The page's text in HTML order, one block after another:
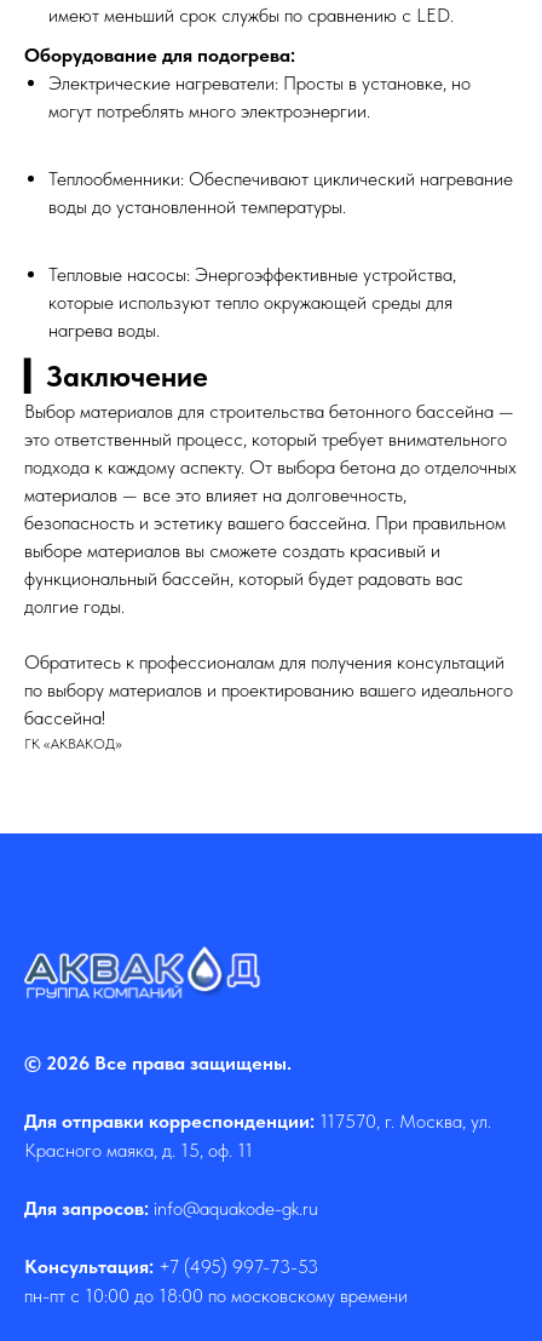
имеют меньший срок службы по сравнению с LED.
Оборудование для подогрева:
Электрические нагреватели: Просты в установке, но
могут потреблять много электроэнергии.
Теплообменники: Обеспечивают циклический нагревание
воды до установленной температуры.
Тепловые насосы: Энергоэффективные устройства,
которые используют тепло окружающей среды для
нагрева воды.
▎Заключение
Выбор материалов для строительства бетонного бассейна —
это ответственный процесс, который требует внимательного
подхода к каждому аспекту. От выбора бетона до отделочных
материалов — все это влияет на долговечность,
безопасность и эстетику вашего бассейна. При правильном
выборе материалов вы сможете создать красивый и
функциональный бассейн, который будет радовать вас
долгие годы.
Обратитесь к профессионалам для получения консультаций
по выбору материалов и проектированию вашего идеального
бассейна!
ГК «АКВАКОД»
© 2026 Все права защищены.
Для отправки корреспонденции: 117570, г. Москва, ул.
Красного маяка, д. 15, оф. 11
Для запросов: info@aquakode-gk.ru
Консультация: +7 (495) 997-73-53
пн-пт с 10:00 до 18:00 по московскому времени